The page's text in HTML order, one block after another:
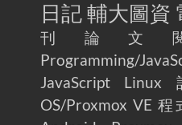
日記 輔大圖資
刊論文
Programming/
JavaScript
Linux
OS/Proxmox VE 程